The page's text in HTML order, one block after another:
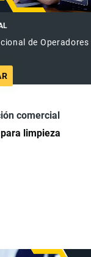
de Operadores
comercial
limpieza